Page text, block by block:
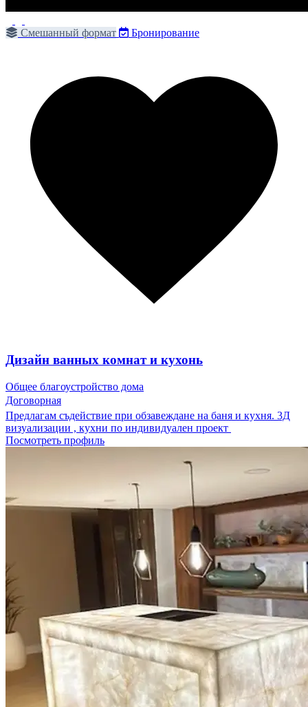
Смешанный формат Бронирование
Дизайн ванных комнат и кухонь
Общее благоустройство дома
Договорная
Предлагам съдействие при обзавеждане на баня и кухня. 3Д
визуализации , кухни по индивидуален проект
Посмотреть профиль